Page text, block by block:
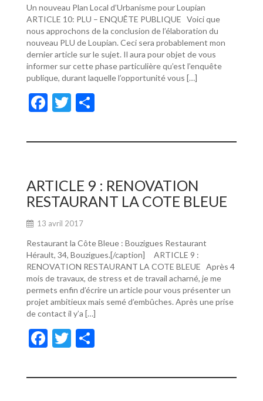
Un nouveau Plan Local d’Urbanisme pour Loupian
ARTICLE 10: PLU – ENQUÊTE PUBLIQUE Voici que
nous approchons de la conclusion de l’élaboration du
nouveau PLU de Loupian. Ceci sera probablement mon
dernier article sur le sujet. Il aura pour objet de vous
informer sur cette phase particulière qu’est l’enquête
publique, durant laquelle l’opportunité vous […]
F
e
o
o
k
T
itt ta
er
ARTICLE 9 : RENOVATION
RESTAURANT LA COTE BLEUE
13 avril 2017
Restaurant la Côte Bleue : Bouzigues Restaurant
Hérault, 34, Bouzigues.[/caption] ARTICLE 9 :
RENOVATION RESTAURANT LA COTE BLEUE Après 4
mois de travaux, de stress et de travail acharné, je me
permets enfin d’écrire un article pour vous présenter un
projet ambitieux mais semé d’embûches. Après une prise
de contact il y’a […]
F
e
T
itt ta